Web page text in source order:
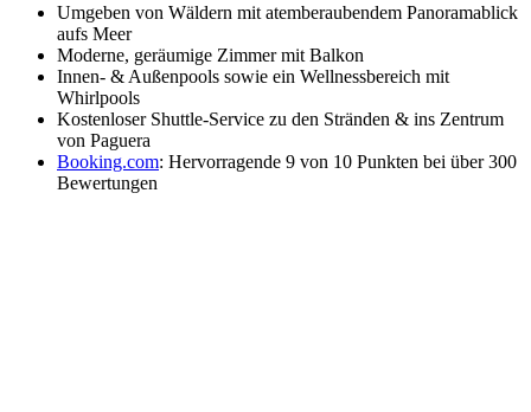
Umgeben von Wäldern mit atemberaubendem Panoramablick
aufs Meer
Moderne, geräumige Zimmer mit Balkon
Innen- & Außenpools sowie ein Wellnessbereich mit
Whirlpools
Kostenloser Shuttle-Service zu den Stränden & ins Zentrum
von Paguera
Booking.com: Hervorragende 9 von 10 Punkten bei über 300
Bewertungen